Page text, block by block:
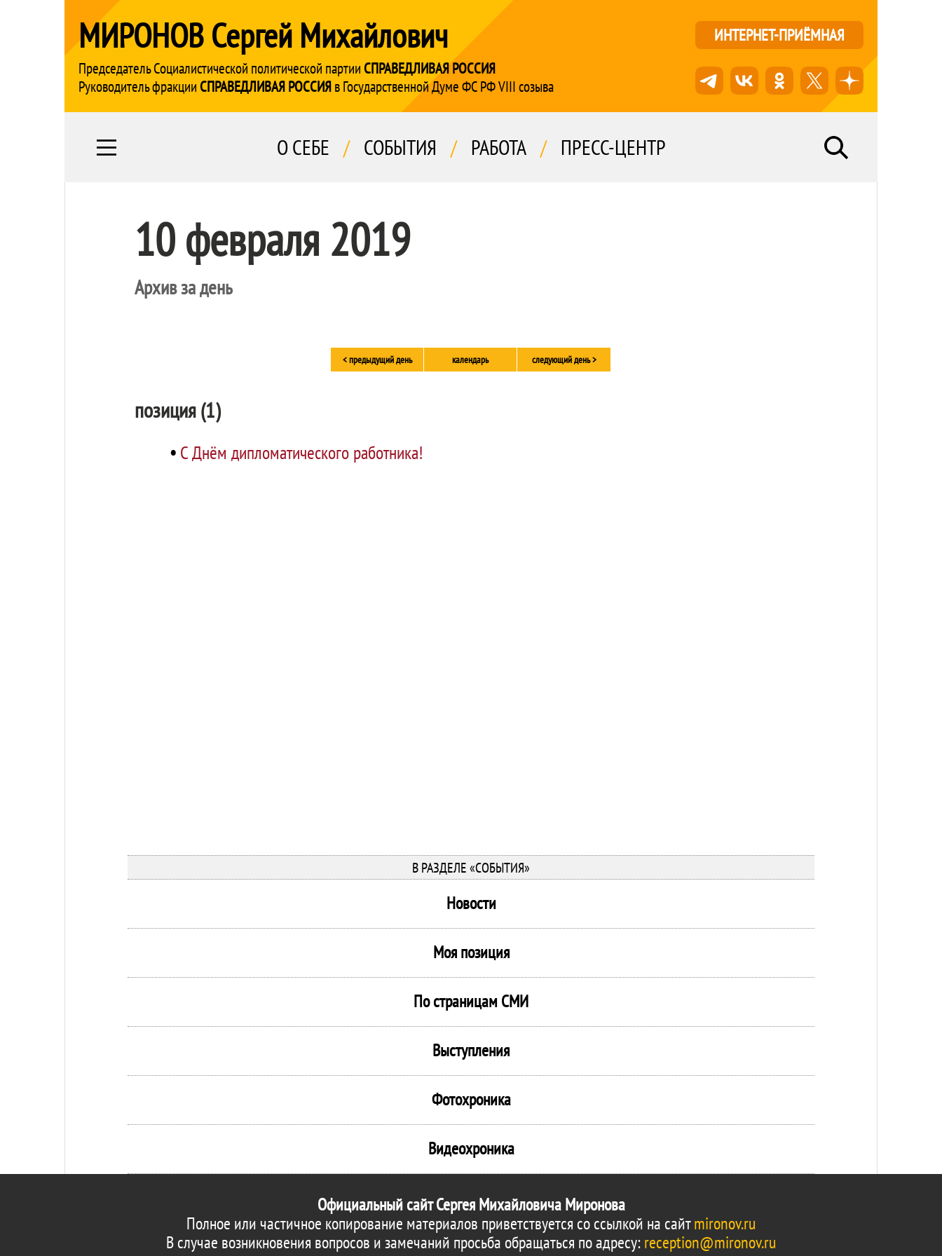
МИРОНОВ Сергей Михайлович
Председатель Социалистической политической партии СПРАВЕДЛИВАЯ РОССИЯ
Руководитель фракции СПРАВЕДЛИВАЯ РОССИЯв Государственной Думе ФС РФ VIII созыва
ИНТЕРНЕТ-ПРИЁМНАЯ
О СЕБЕ / СОБЫТИЯ / РАБОТА / ПРЕСС-ЦЕНТР
10 февраля 2019
Архив за день
< предыдущий день календарь следующий день >
позиция (1)
• С Днём дипломатического работника!
В РАЗДЕЛЕ «СОБЫТИЯ»
Новости
Моя позиция
По страницам СМИ
Выступления
Фотохроника
Видеохроника
Официальный сайт Сергея Михайловича Миронова
Полное или частичное копирование материалов приветствуется со ссылкой на сайтmironov.ru
В случае возникновения вопросов и замечаний просьба обращаться по адресу:reception@mironov.ru